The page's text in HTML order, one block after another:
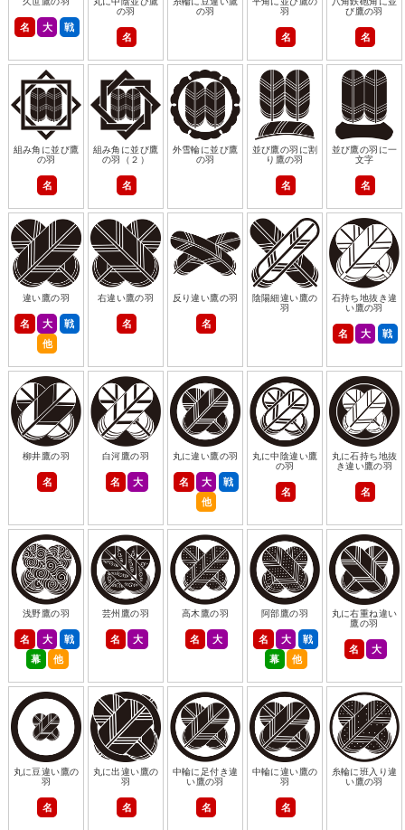
名 大 戦
の羽
名
の羽
羽
名
び鷹の羽
名
組み角に並び鷹
の羽
名
組み角に並び鷹
の羽（２）
名
外雪輪に並び鷹
の羽
並び鷹の羽に割
り鷹の羽
名
並び鷹の羽に一
文字
名
違い鷹の羽
名 大
戦
他
右違い鷹の羽
名
反り違い鷹の羽
名
陰陽細違い鷹の
羽
石持ち地抜き違
い鷹の羽
名 大 戦
柳井鷹の羽
名
白河鷹の羽
名 大
丸に違い鷹の羽
名 大
戦
他
丸に中陰違い鷹
の羽
名
丸に石持ち地抜
き違い鷹の羽
名
浅野鷹の羽
名 大
戦
幕
他
芸州鷹の羽
名 大
高木鷹の羽
名 大
阿部鷹の羽
名 大
戦
幕
他
丸に右重ね違い
鷹の羽
名 大
丸に豆違い鷹の
羽
名
丸に出違い鷹の
羽
名
中輪に足付き違
い鷹の羽
名
中輪に違い鷹の
羽
名
糸輪に班入り違
い鷹の羽